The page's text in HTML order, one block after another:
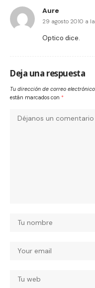
Aure
29 agosto 2010 a
Optico dice.
Deja una respuesta
Tu dirección de correo
están marcados con *